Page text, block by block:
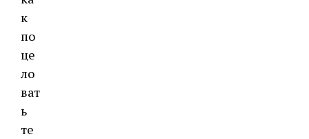
к
по
це
ло
ват
ь
те